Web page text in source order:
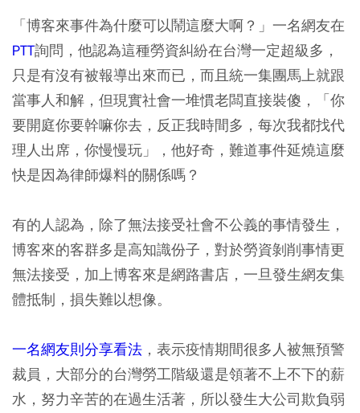
「博客來事件為什麼可以鬧這麼大啊？」一名網友在
PTT詢問，他認為這種勞資糾紛在台灣一定超級多，
只是有沒有被報導出來而已，而且統一集團馬上就跟
當事人和解，但現實社會一堆慣老闆直接裝傻，「你
要開庭你要幹嘛你去，反正我時間多，每次我都找代
理人出席，你慢慢玩」，他好奇，難道事件延燒這麼
快是因為律師爆料的關係嗎？
有的人認為，除了無法接受社會不公義的事情發生，
博客來的客群多是高知識份子，對於勞資剝削事情更
無法接受，加上博客來是網路書店，一旦發生網友集
體抵制，損失難以想像。
一名網友則分享看法 ，表示疫情期間很多人被無預警
裁員，大部分的台灣勞工階級還是領著不上不下的薪
水，努力辛苦的在過生活著，所以發生大公司欺負弱